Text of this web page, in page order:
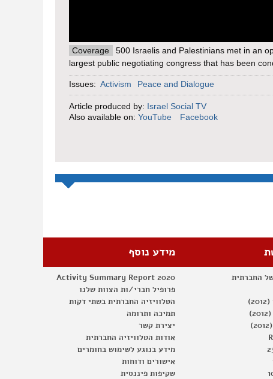
Coverage
500 Israelis and Palestinians met in an
largest public negotiating congress that has been
Issues: Activism Peace and Dialogue
Article produced by: Israel Social TV
Also available on: YouTube Facebook
החברתית
מידע נוסף
Activity Summary Report 2020
פרופיל חברי/ות הצוות שלנו
הטלוויזיה החברתית בשתי דקות
תמיכה ותרומה
יצירת קשר
אודות הטלוויזיה החברתית
מידע בנוגע לשימוש בחומרים
אישורים ודוחות
שקיפות פיננסית